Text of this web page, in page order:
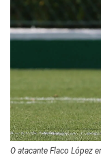
O atacante Flaco López